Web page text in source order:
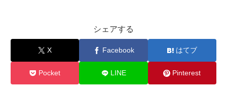
シェアする
X Facebook はてブ
Pocket LINE Pinterest